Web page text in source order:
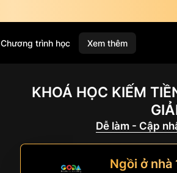
Chương trình học Xem thêm
KHOÁ HỌC KIẾM
Dễ làm - Cập
Ngồi ở nhà